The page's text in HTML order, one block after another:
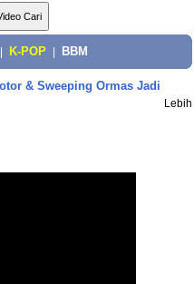
K-POP BBM
& Sweeping Ormas Jadi
Lebih